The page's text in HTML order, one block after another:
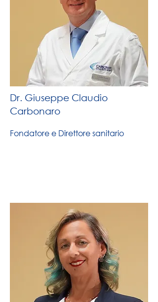
Dr. Giuseppe Claudio
Carbonaro
Fondatore e Direttore sanitario